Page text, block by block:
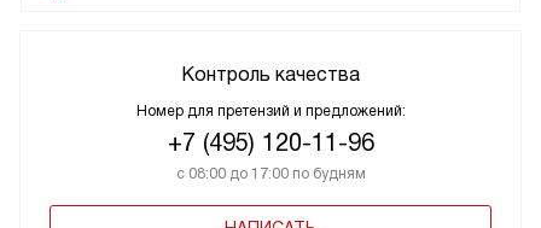
Контроль качества
Номер для претензий и предложений:
+7 (495) 120-11-96
с 08:00 до 17:00 по будням